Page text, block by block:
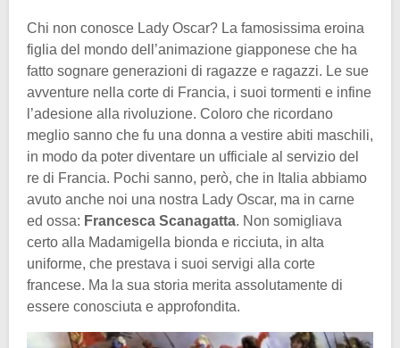
Chi non conosce Lady Oscar? La famosissima eroina
figlia del mondo dell’animazione giapponese che ha
fatto sognare generazioni di ragazze e ragazzi. Le sue
avventure nella corte di Francia, i suoi tormenti e infine
l’adesione alla rivoluzione. Coloro che ricordano
meglio sanno che fu una donna a vestire abiti maschili,
in modo da poter diventare un ufficiale al servizio del
re di Francia. Pochi sanno, però, che in Italia abbiamo
avuto anche noi una nostra Lady Oscar, ma in carne
ed ossa: Francesca Scanagatta. Non somigliava
certo alla Madamigella bionda e ricciuta, in alta
uniforme, che prestava i suoi servigi alla corte
francese. Ma la sua storia merita assolutamente di
essere conosciuta e approfondita.